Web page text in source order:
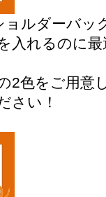
ョルダーバッ
入れるのに
2色をご用意
さい！